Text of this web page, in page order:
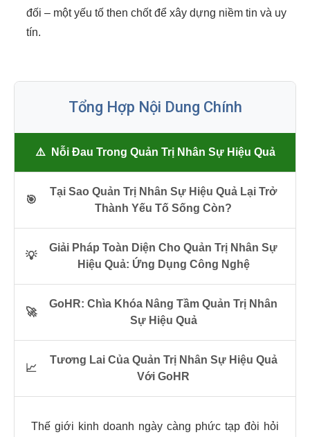
đối – một yếu tố then chốt để xây dựng niềm tin và uy
tín.
Tổng Hợp Nội Dung Chính
⚠️ Nỗi Đau Trong Quản Trị Nhân Sự Hiệu Quả
🎯
Tại Sao Quản Trị Nhân Sự Hiệu Quả Lại Trở
Thành Yếu Tố Sống Còn?
💡
Giải Pháp Toàn Diện Cho Quản Trị Nhân Sự
Hiệu Quả: Ứng Dụng Công Nghệ
🚀
GoHR: Chìa Khóa Nâng Tầm Quản Trị Nhân
Sự Hiệu Quả
📈
Tương Lai Của Quản Trị Nhân Sự Hiệu Quả
Với GoHR
Thế giới kinh doanh ngày càng phức tạp đòi hỏi